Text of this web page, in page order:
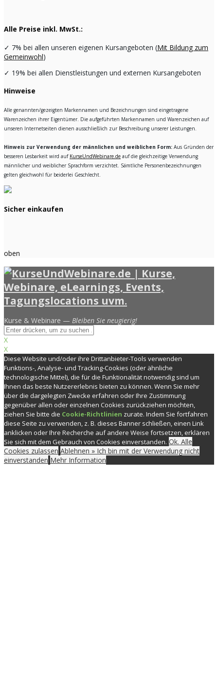
Alle Preise inkl. MwSt.:
✓ 7% bei allen unseren eigenen Kursangeboten (Mit Bildung zum
Gemeinwohl)
✓ 19% bei allen Dienstleistungen und externen Kursangeboten
Hinweise
Alle genannten/gezeigten Markennamen und Bezeichnungen sind eingetragene
Warenzeichen ihrer Eigentümer. Die aufgeführten Markennamen und Warenzeichen auf
unseren Internetseiten dienen ausschließlich zur Beschreibung unserer Leistungen.
Hinweis zur Verwendung der männlichen und weiblichen Form: Aus Gründen der
besseren Lesbarkeit wird auf KurseUndWebinare.de auf die gleichzeitige Verwendung
männlicher und weiblicher Sprachform verzichtet. Sämtliche Personenbezeichnungen
gelten gleichwohl für beiderlei Geschlecht.
Sicher einkaufen
oben
Kurse & Webinare — Bleiben Sie neugierig!
X
X
Diese Website und/oder ihre Drittanbieter-Tools verwenden
Funktions-, Analyse- und Tracking-Cookies (oder ähnliche
technologische Mittel), die für die Funktionalität notwendig sind um
Ihnen das beste Nutzererlebnis bieten zu können. Wenn Sie mehr
über die dargelegten Zwecke erfahren oder Ihre Zustimmung
gegenüber allen oder einzelnen Cookies zurückziehen möchten,
ziehen Sie bitte die Cookie-Richtlinien zurate. Indem Sie fortfahren
diese Seite zu verwenden, z. B. dieses Banner schließen, einen Link
anklicken oder Ihre Recherche auf andere Weise fortsetzen, erklären
Sie sich mit dem Gebrauch von Cookies einverstanden. Ok. Alle
Cookies zulassen Ablehnen » Ich bin mit der Verwendung nicht
einverstanden Mehr Information